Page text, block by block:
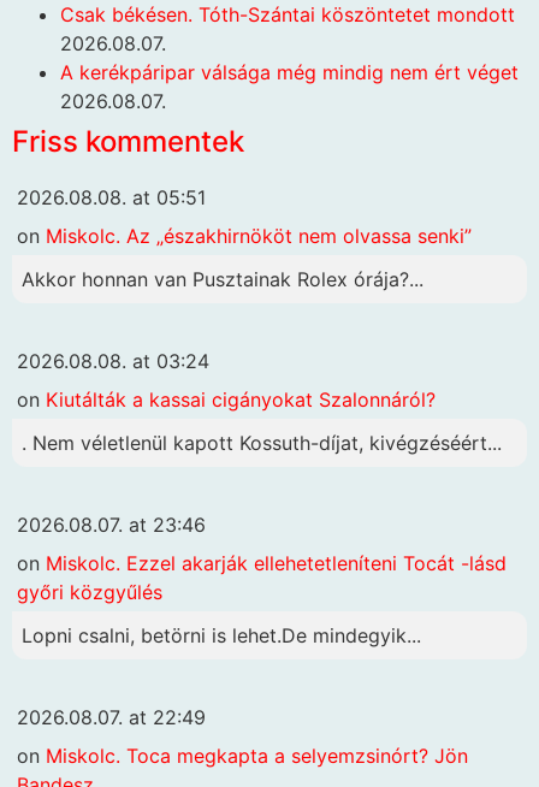
Csak békésen. Tóth-Szántai köszöntetet mondott
2026.08.07.
A kerékpáripar válsága még mindig nem ért véget
2026.08.07.
Friss kommentek
2026.08.08. at 05:51
on Miskolc. Az „északhirnököt nem olvassa senki”
Akkor honnan van Pusztainak Rolex órája?...
2026.08.08. at 03:24
on Kiutálták a kassai cigányokat Szalonnáról?
. Nem véletlenül kapott Kossuth-díjat, kivégzéséért...
2026.08.07. at 23:46
on Miskolc. Ezzel akarják ellehetetleníteni Tocát -lásd
győri közgyűlés
Lopni csalni, betörni is lehet.De mindegyik...
2026.08.07. at 22:49
on Miskolc. Toca megkapta a selyemzsinórt? Jön